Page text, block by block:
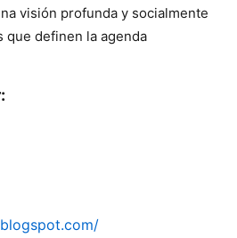
visión profunda y socialmente
que definen la agenda